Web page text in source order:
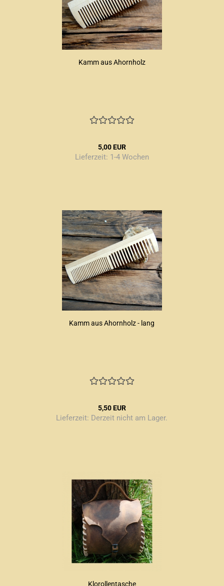
Kamm aus Ahornholz
5,00 EUR
Lieferzeit: 1-4 Wochen
Kamm aus Ahornholz - lang
5,50 EUR
Lieferzeit: Derzeit nicht am Lager.
Klorollentasche